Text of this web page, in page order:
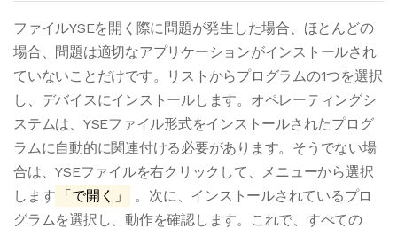
ファイルYSEを開く際に問題が発生した場合、ほとんどの
場合、問題は適切なアプリケーションがインストールされ
ていないことだけです。リストからプログラムの1つを選択
し、デバイスにインストールします。オペレーティングシ
ステムは、YSEファイル形式をインストールされたプログ
ラムに自動的に関連付ける必要があります。そうでない場
合は、YSEファイルを右クリックして、メニューから選択
します
「で開く」
。次に、インストールされているプロ
グラムを選択し、動作を確認します。これで、すべての